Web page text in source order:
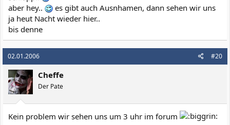
aber hey..
es gibt auch Ausnhamen, dann sehen wir uns
ja heut Nacht wieder hier..
bis denne
02.01.2006 #20
Cheffe
Der Pate
Kein problem wir sehen uns um 3 uhr im forum